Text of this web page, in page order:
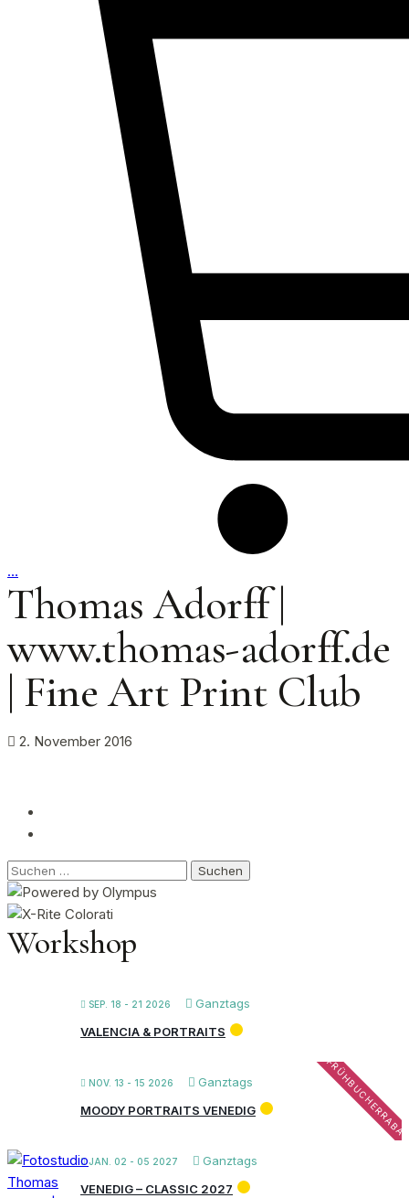
…
Thomas Adorff |
www.thomas-adorff.de
| Fine Art Print Club
2. November 2016
Suchen
nach:
Workshop
SEP. 18 - 21 2026
Ganztags
VALENCIA & PORTRAITS
NOV. 13 - 15 2026 Ganztags
MOODY PORTRAITS VENEDIG
JAN. 02 - 05 2027
Ganztags
VENEDIG – CLASSIC 2027